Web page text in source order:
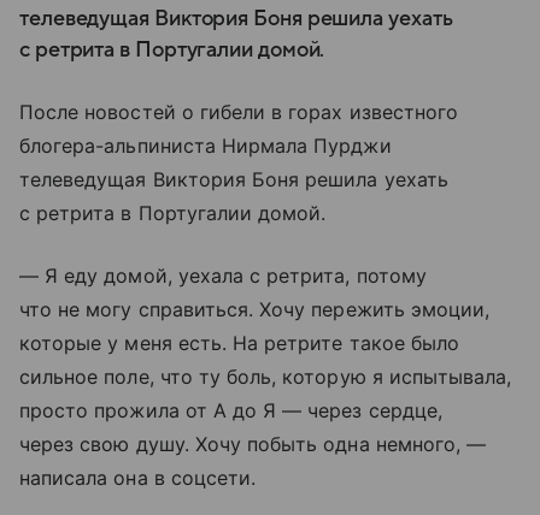
телеведущая Виктория Боня решила уехать
с ретрита в Португалии домой.
После новостей о гибели в горах известного
блогера-альпиниста Нирмала Пурджи
телеведущая Виктория Боня решила уехать
с ретрита в Португалии домой.
— Я еду домой, уехала с ретрита, потому
что не могу справиться. Хочу пережить эмоции,
которые у меня есть. На ретрите такое было
сильное поле, что ту боль, которую я испытывала,
просто прожила от А до Я — через сердце,
через свою душу. Хочу побыть одна немного, —
написала она в соцсети.